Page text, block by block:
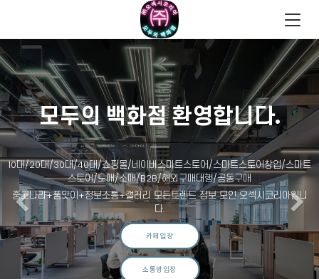
모두의 백화점 환영합니다.
10대/20대/30대/40대/쇼핑몰/네이버스마트스토어/스마트스토어창업/스마트
스토어/도매/소매/B2B/해외구매대행/공동구매
중고나라+품앗이+정보소통+갤러리 모든트렌드 정보 모인 오섹시코리아입니
다.
카페입장
소통방입장
Previous